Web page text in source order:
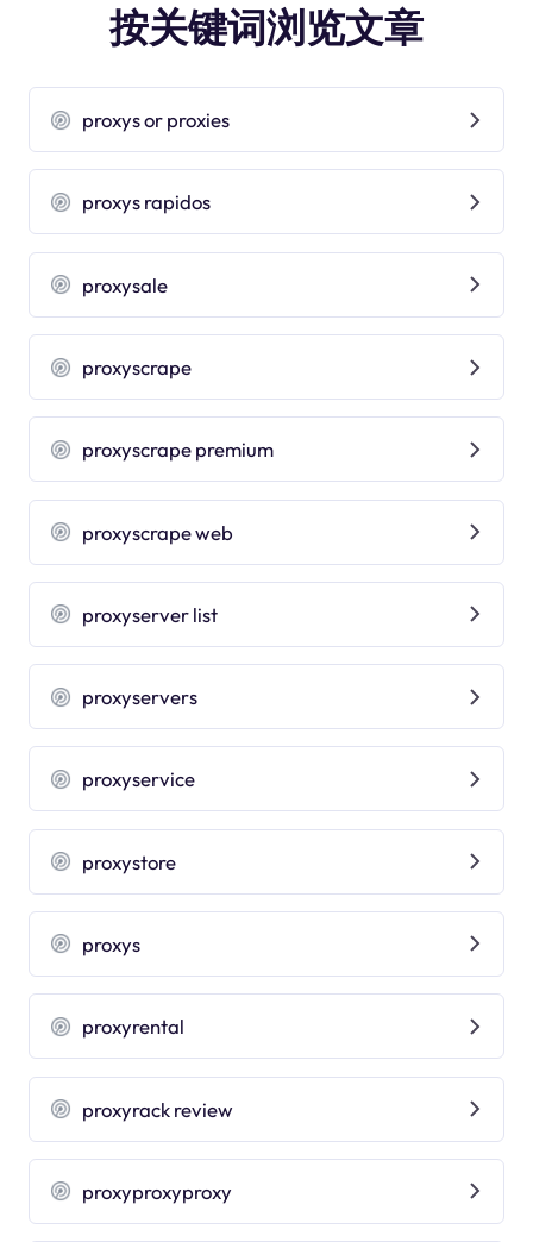
按关键词浏览文章
proxys or proxies
proxys rapidos
proxysale
proxyscrape
proxyscrape premium
proxyscrape web
proxyserver list
proxyservers
proxyservice
proxystore
proxys
proxyrental
proxyrack review
proxyproxyproxy